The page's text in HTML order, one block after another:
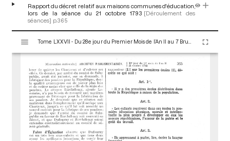
Rapport du décret relatif aux maisons communes d'éducation,
lors de la séance du 21 octobre 1793 [Déroulement des
séances] p.365
s